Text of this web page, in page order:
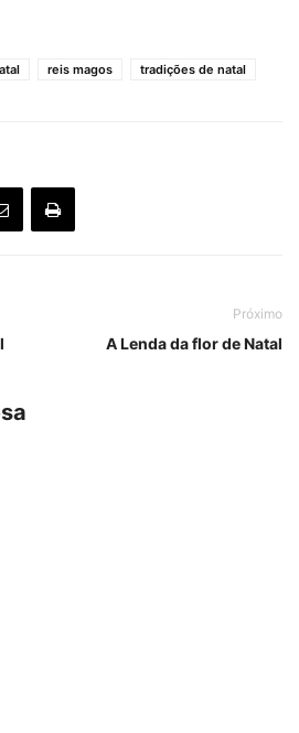
reis magos tradições de natal
Próximo
A Lenda da flor de Natal